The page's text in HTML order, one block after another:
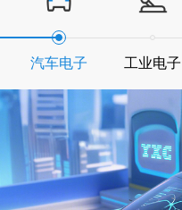
汽车电子 工业电子